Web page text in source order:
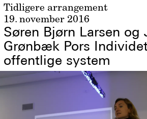
Tidligere arrangement
19. november 2016
Søren Bjørn Larsen og
Grønbæk Pors
offentlige system